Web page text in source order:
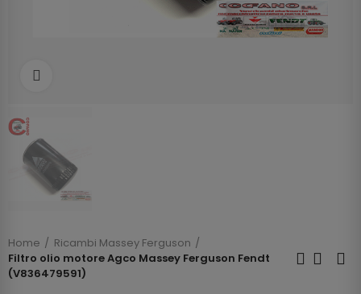
Home
Ricambi Massey Ferguson
Filtro olio motore Agco Massey Ferguson Fendt
(V836479591)